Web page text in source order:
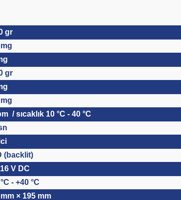
gr
gr
/ sıcaklık 10 °C - 40 °C
(backlit)
V DC
- +40 °C
× 195 mm